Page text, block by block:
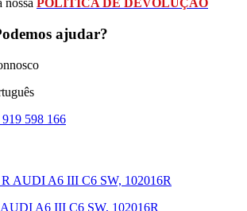
nossa POLÍTICA DE DEVOLUÇÃO
ajudar?
598 166
A6 III C6 SW, 102016R